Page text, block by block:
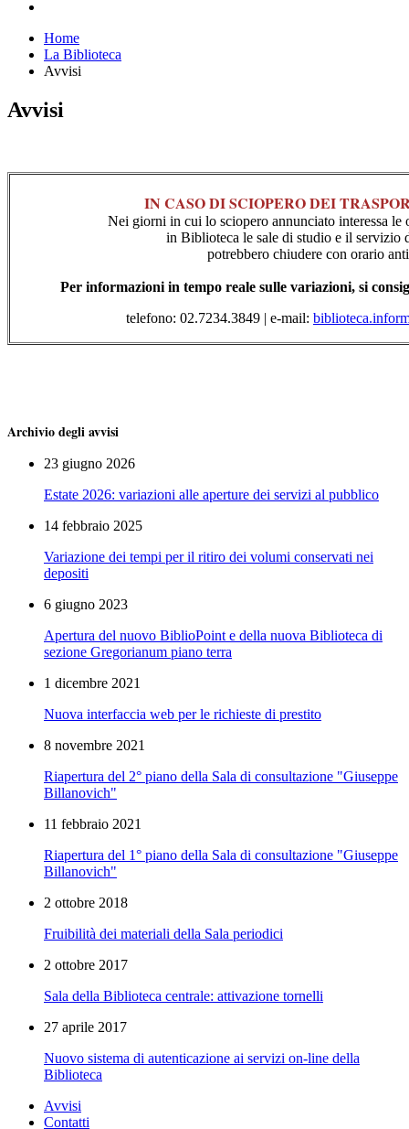
Home
La Biblioteca
Avvisi
Avvisi
IN CASO DI SCIOPERO DEI
Nei giorni in cui lo sciopero annunciato interessa le
in Biblioteca le sale di studio e il servizio
potrebbero chiudere con orario
Per informazioni in tempo reale sulle variazioni, si
telefono: 02.7234.3849 | e-mail:
Archivio degli avvisi
23 giugno 2026
Estate 2026: variazioni alle aperture dei servizi al pubblico
14 febbraio 2025
Variazione dei tempi per il ritiro dei volumi conservati nei
depositi
6 giugno 2023
Apertura del nuovo BiblioPoint e della nuova Biblioteca di
sezione Gregorianum piano terra
1 dicembre 2021
Nuova interfaccia web per le richieste di prestito
8 novembre 2021
Riapertura del 2° piano della Sala di consultazione "Giuseppe
Billanovich"
11 febbraio 2021
Riapertura del 1° piano della Sala di consultazione "Giuseppe
Billanovich"
2 ottobre 2018
Fruibilità dei materiali della Sala periodici
2 ottobre 2017
Sala della Biblioteca centrale: attivazione tornelli
27 aprile 2017
Nuovo sistema di autenticazione ai servizi on-line della
Biblioteca
Avvisi
Contatti